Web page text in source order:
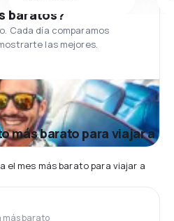
baratos?
Cada día comparamos
las mejores.
más barato para viajar a
el mes más barato para viajar a
más barato